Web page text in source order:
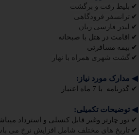
✔ بلیط رفت و برگشت
✔ ترانسفر فرودگاهی
✔ لیدر فارسی زبان
✔
اقامت در هتل با صبحانه
✔ بیمه مسافرتی
✔ گشت شهری همراه با نهار
◀ مدارک مورد نیاز:
✔ گذرنامه با 7 ماه اعتبار
◀توضیحات تکمیلی:
✔ تور چارتر وغیر قابل کنسلی و استرداد
✔ تاریخ های مختلف شامل افزایش نرخ می